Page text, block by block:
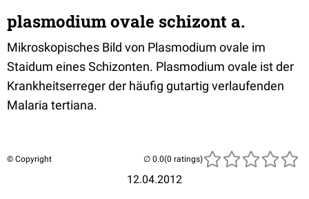
plasmodium ovale schizont a.
Mikroskopisches Bild von Plasmodium ovale im
Staidum eines Schizonten. Plasmodium ovale ist der
Krankheitserreger der häufig gutartig verlaufenden
Malaria tertiana.
© Copyright
12.04.2012
(0 ratings)